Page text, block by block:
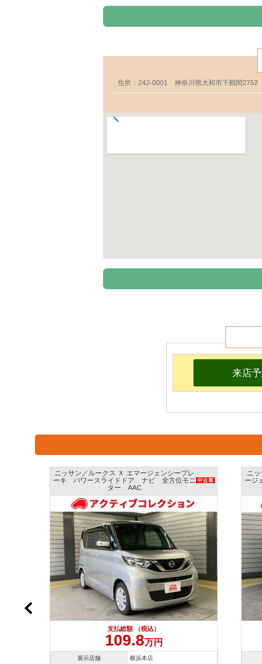
住所：242-0001 神奈川県大和市下鶴間2752
来店
ニッサン／デイズ ハイウェイスターＸ エマ
ージェンシーブレーキ ナビ アラウンドビュ
ーモニター インテリキー
中古車
支払総額 （税込）
109.8万円
展示店舗 横浜本店
ホ
ナビ